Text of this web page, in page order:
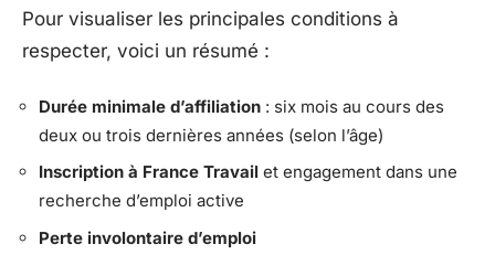
Pour visualiser les principales conditions à
respecter, voici un résumé :
Durée minimale d’affiliation : six mois au cours des
deux ou trois dernières années (selon l’âge)
Inscription à France Travail et engagement dans une
recherche d’emploi active
Perte involontaire d’emploi